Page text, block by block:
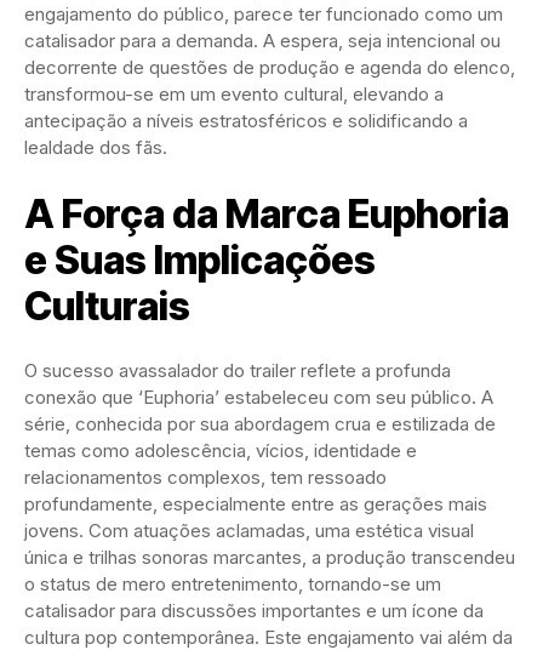
engajamento do público, parece ter funcionado como um
catalisador para a demanda. A espera, seja intencional ou
decorrente de questões de produção e agenda do elenco,
transformou-se em um evento cultural, elevando a
antecipação a níveis estratosféricos e solidificando a
lealdade dos fãs.
A Força da Marca Euphoria
e Suas Implicações
Culturais
O sucesso avassalador do trailer reflete a profunda
conexão que ‘Euphoria’ estabeleceu com seu público. A
série, conhecida por sua abordagem crua e estilizada de
temas como adolescência, vícios, identidade e
relacionamentos complexos, tem ressoado
profundamente, especialmente entre as gerações mais
jovens. Com atuações aclamadas, uma estética visual
única e trilhas sonoras marcantes, a produção transcendeu
o status de mero entretenimento, tornando-se um
catalisador para discussões importantes e um ícone da
cultura pop contemporânea. Este engajamento vai além da